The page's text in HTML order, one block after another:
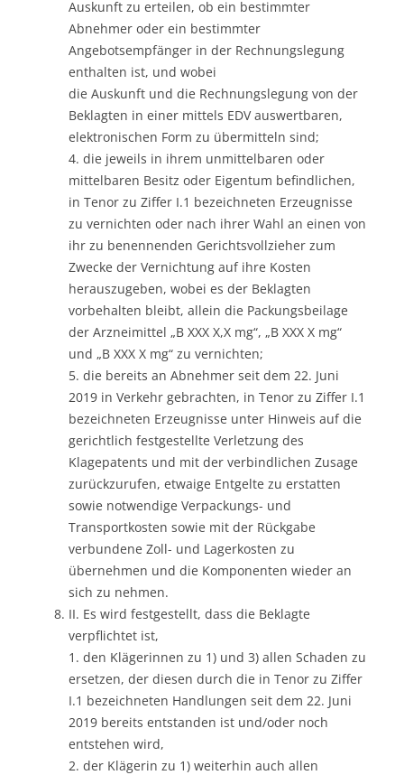
Auskunft zu erteilen, ob ein bestimmter
Abnehmer oder ein bestimmter
Angebotsempfänger in der Rechnungslegung
enthalten ist, und wobei
die Auskunft und die Rechnungslegung von der
Beklagten in einer mittels EDV auswertbaren,
elektronischen Form zu übermitteln sind;
4. die jeweils in ihrem unmittelbaren oder
mittelbaren Besitz oder Eigentum befindlichen,
in Tenor zu Ziffer I.1 bezeichneten Erzeugnisse
zu vernichten oder nach ihrer Wahl an einen von
ihr zu benennenden Gerichtsvollzieher zum
Zwecke der Vernichtung auf ihre Kosten
herauszugeben, wobei es der Beklagten
vorbehalten bleibt, allein die Packungsbeilage
der Arzneimittel „B XXX X,X mg“, „B XXX X mg“
und „B XXX X mg“ zu vernichten;
5. die bereits an Abnehmer seit dem 22. Juni
2019 in Verkehr gebrachten, in Tenor zu Ziffer I.1
bezeichneten Erzeugnisse unter Hinweis auf die
gerichtlich festgestellte Verletzung des
Klagepatents und mit der verbindlichen Zusage
zurückzurufen, etwaige Entgelte zu erstatten
sowie notwendige Verpackungs- und
Transportkosten sowie mit der Rückgabe
verbundene Zoll- und Lagerkosten zu
übernehmen und die Komponenten wieder an
sich zu nehmen.
II. Es wird festgestellt, dass die Beklagte
verpflichtet ist,
1. den Klägerinnen zu 1) und 3) allen Schaden zu
ersetzen, der diesen durch die in Tenor zu Ziffer
I.1 bezeichneten Handlungen seit dem 22. Juni
2019 bereits entstanden ist und/oder noch
entstehen wird,
2. der Klägerin zu 1) weiterhin auch allen